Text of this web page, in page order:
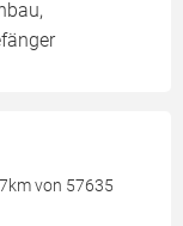
von 57635